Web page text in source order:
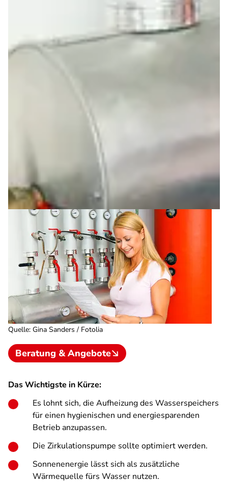
Quelle: Gina Sanders / Fotolia
Beratung & Angebote
Das Wichtigste in Kürze:
Es lohnt sich, die Aufheizung des Wasserspeichers
für einen hygienischen und energiesparenden
Betrieb anzupassen.
Die Zirkulationspumpe sollte optimiert werden.
Sonnenenergie lässt sich als zusätzliche
Wärmequelle fürs Wasser nutzen.